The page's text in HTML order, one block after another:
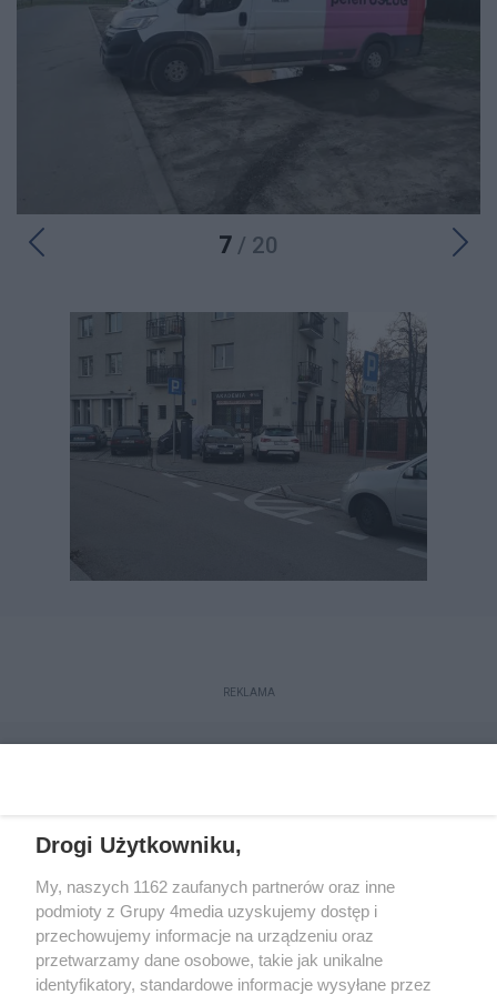
7 / 20
REKLAMA
Reklama Kontakt Regulamin
Dystrybucja
Regulamin prenumeraty
Polityka Prywatności
Drogi Użytkowniku,
My, naszych 1162 zaufanych partnerów oraz inne
podmioty z Grupy 4media uzyskujemy dostęp i
przechowujemy informacje na urządzeniu oraz
przetwarzamy dane osobowe, takie jak unikalne
identyfikatory, standardowe informacje wysyłane przez